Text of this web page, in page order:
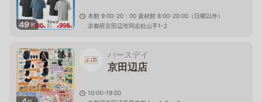
49枚
本館 9:00-20：00 資材館 8:00-20:00（日曜以外）
京都府京田辺市同志社山手1-2
バースデイ
京田辺店
10:00-19:00